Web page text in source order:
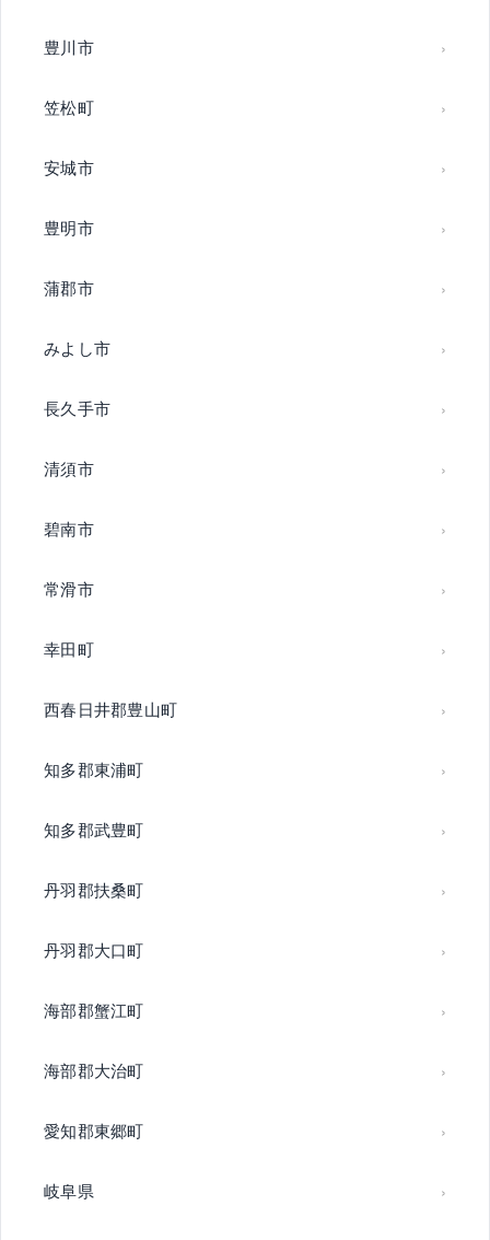
豊川市
笠松町
安城市
豊明市
蒲郡市
みよし市
長久手市
清須市
碧南市
常滑市
幸田町
西春日井郡豊山町
知多郡東浦町
知多郡武豊町
丹羽郡扶桑町
丹羽郡大口町
海部郡蟹江町
海部郡大治町
愛知郡東郷町
岐阜県